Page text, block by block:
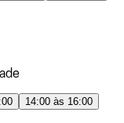
14:00 às 16:00